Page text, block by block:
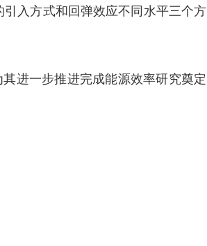
入方式和回弹效应不同水平三个方
进一步推进完成能源效率研究奠定